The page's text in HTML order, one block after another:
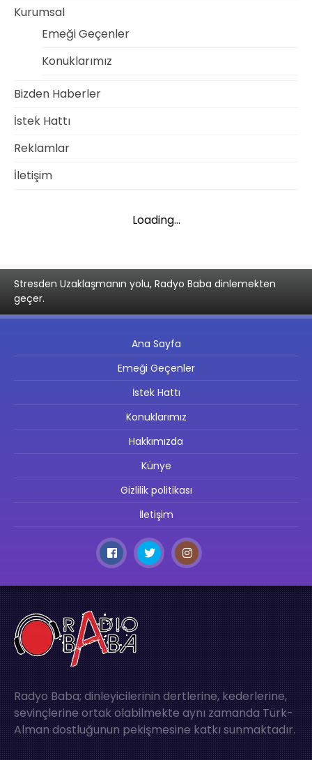
Kurumsal
Emeği Geçenler
Konuklarımız
Bizden Haberler
İstek Hattı
Reklamlar
İletişim
Loading...
Stresden Uzaklaşmanın yolu, Radyo Baba dinlemekten
geçer.
Ana Sayfa
Emeği Geçenler
İstek Hattı
Konuklarımız
Hakkımızda
Künye
Gizlilik politikası
İletişim
Radyo Baba; dinleyicilerinin dertlerine, kederlerine,
sevinçlerine ortak olabilmekte aynı zamanda Türk-
Alman dostluğunun pekişmesine katkı sunmaktadır.